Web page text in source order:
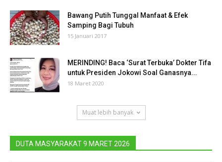
Bawang Putih Tunggal Manfaat & Efek
Samping Bagi Tubuh
15 Januari 2017
MERINDING! Baca ‘Surat Terbuka’ Dokter Tifa
untuk Presiden Jokowi Soal Ganasnya...
18 Maret 2020
Muat lebih banyak
DUTA MASYARAKAT 9 MARET 2026